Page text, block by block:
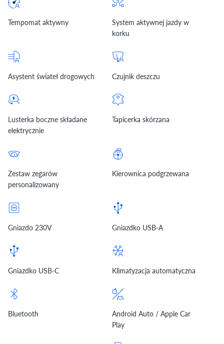
Tempomat aktywny
System aktywnej jazdy w
korku
Asystent świateł drogowych Czujnik deszczu
Lusterka boczne składane
elektrycznie
Tapicerka skórzana
Zestaw zegarów
personalizowany
Kierownica podgrzewana
Gniazdo 230V Gniazdko USB-A
Gniazdko USB-C Klimatyzacja automatyczna
Bluetooth
Android Auto / Apple Car
Play